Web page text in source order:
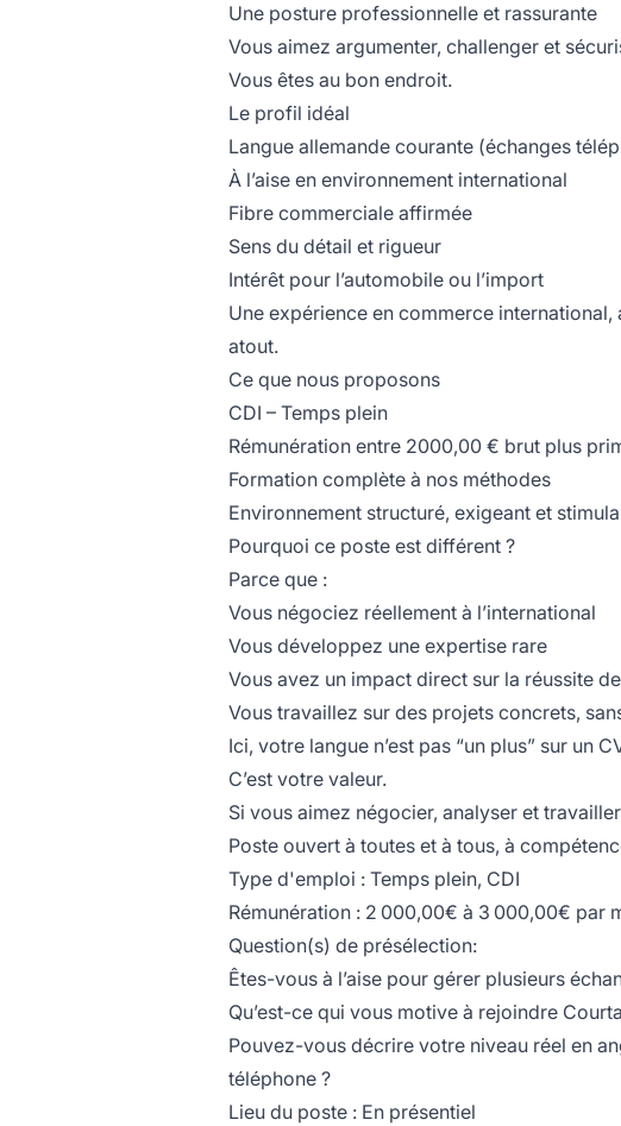
Une posture professionnelle et rassurante
Vous aimez argumenter, challenger et
Vous êtes au bon endroit.
Le profil idéal
Langue allemande courante (échanges
À l’aise en environnement international
Fibre commerciale affirmée
Sens du détail et rigueur
Intérêt pour l’automobile ou l’import
Une expérience en commerce
atout.
Ce que nous proposons
CDI – Temps plein
Rémunération entre 2000,00 € brut plus
Formation complète à nos méthodes
Environnement structuré, exigeant et
Pourquoi ce poste est différent ?
Parce que :
Vous négociez réellement à l’international
Vous développez une expertise rare
Vous avez un impact direct sur la réussite
Vous travaillez sur des projets concrets,
Ici, votre langue n’est pas “un plus” sur un
C’est votre valeur.
Si vous aimez négocier, analyser et
Poste ouvert à toutes et à tous, à
Type d'emploi : Temps plein, CDI
Rémunération : 2 000,00€ à 3 000,00€ par
Question(s) de présélection:
Êtes-vous à l’aise pour gérer plusieurs
Qu’est-ce qui vous motive à rejoindre
Pouvez-vous décrire votre niveau réel en
téléphone ?
Lieu du poste : En présentiel